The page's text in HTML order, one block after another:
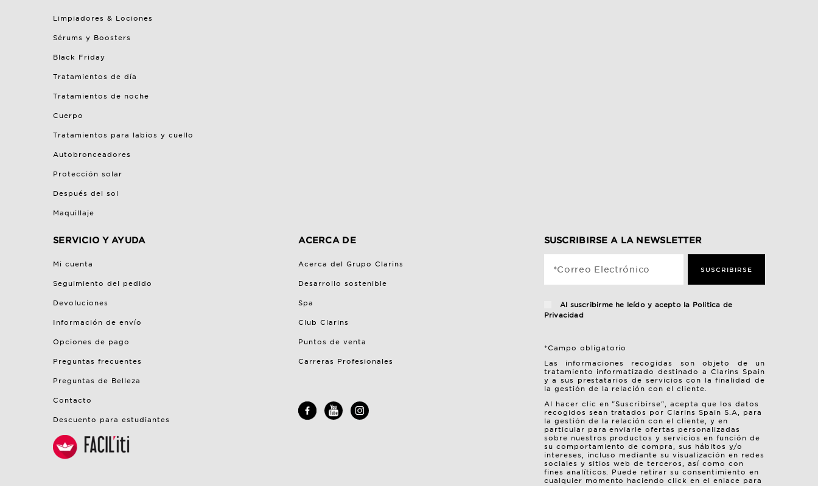
Limpiadores & Lociones
Sérums y Boosters
Black Friday
Tratamientos de día
Tratamientos de noche
Cuerpo
Tratamientos para labios y cuello
Autobronceadores
Protección solar
Después del sol
Maquillaje
SERVICIO Y AYUDA
Mi cuenta
Seguimiento del pedido
Devoluciones
Información de envío
Opciones de pago
Preguntas frecuentes
Preguntas de Belleza
Contacto
Descuento para estudiantes
ACERCA DE
Acerca del Grupo Clarins
Desarrollo sostenible
Spa
Club Clarins
Puntos de venta
Carreras Profesionales
SUSCRIBIRSE A LA NEWSLETTER
*Correo Electrónico SUSCRIBIRSE
Al suscribirme he leído y acepto la Politica de
Privacidad
*Campo obligatorio
Las informaciones recogidas son objeto de un
tratamiento informatizado destinado a Clarins Spain
y a sus prestatarios de servicios con la finalidad de
la gestión de la relación con el cliente.
Al hacer clic en "Suscribirse", acepta que los datos
recogidos sean tratados por Clarins Spain S.A, para
la gestión de la relación con el cliente, y en
particular para enviarle ofertas personalizadas
sobre nuestros productos y servicios en función de
su comportamiento de compra, sus hábitos y/o
intereses, incluso mediante su visualización en redes
sociales y sitios web de terceros, así como con
fines analíticos. Puede retirar su consentimiento en
cualquier momento haciendo click en el enlace para